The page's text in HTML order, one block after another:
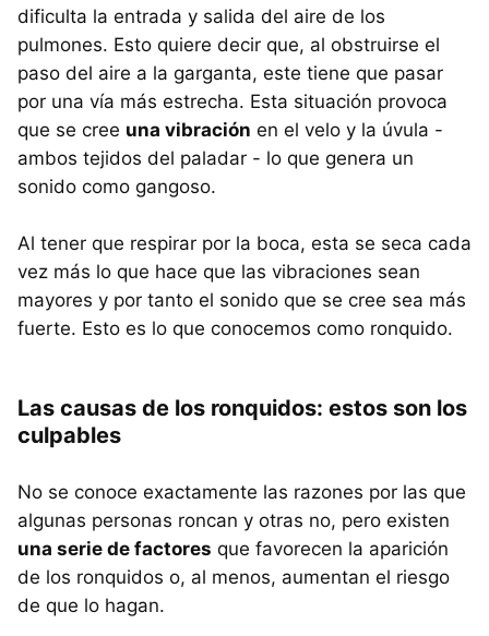
dificulta la entrada y salida del aire de los
pulmones. Esto quiere decir que, al obstruirse el
paso del aire a la garganta, este tiene que pasar
por una vía más estrecha. Esta situación provoca
que se cree una vibración en el velo y la úvula -
ambos tejidos del paladar - lo que genera un
sonido como gangoso.
Al tener que respirar por la boca, esta se seca cada
vez más lo que hace que las vibraciones sean
mayores y por tanto el sonido que se cree sea más
fuerte. Esto es lo que conocemos como ronquido.
Las causas de los ronquidos: estos son los
culpables
No se conoce exactamente las razones por las que
algunas personas roncan y otras no, pero existen
una serie de factores que favorecen la aparición
de los ronquidos o, al menos, aumentan el riesgo
de que lo hagan.